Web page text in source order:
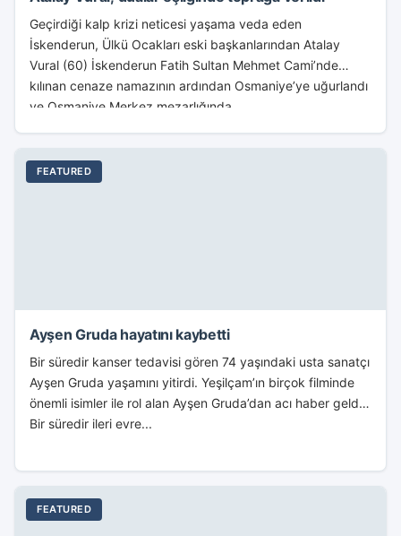
Geçirdiği kalp krizi neticesi yaşama veda eden
İskenderun, Ülkü Ocakları eski başkanlarından Atalay
Vural (60) İskenderun Fatih Sultan Mehmet Cami’nde
kılınan cenaze namazının ardından Osmaniye’ye uğurlandı
ve Osmaniye Merkez mezarlığında...
FEATURED
Ayşen Gruda hayatını kaybetti
Bir süredir kanser tedavisi gören 74 yaşındaki usta sanatçı
Ayşen Gruda yaşamını yitirdi. Yeşilçam’ın birçok filminde
önemli isimler ile rol alan Ayşen Gruda’dan acı haber geldi.
Bir süredir ileri evre...
FEATURED